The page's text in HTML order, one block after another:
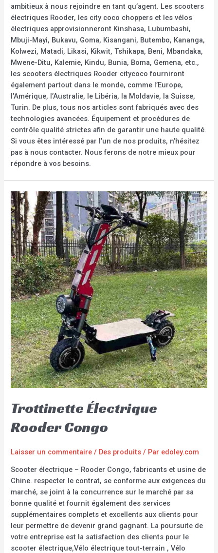
ambitieux à nous rejoindre en tant qu’agent. Les scooters
électriques Rooder, les city coco choppers et les vélos
électriques approvisionneront Kinshasa, Lubumbashi,
Mbuji-Mayi, Bukavu, Goma, Kisangani, Butembo, Kananga,
Kolwezi, Matadi, Likasi, Kikwit, Tshikapa, Beni, Mbandaka,
Mwene-Ditu, Kalemie, Kindu, Bunia, Boma, Gemena, etc.,
les scooters électriques Rooder citycoco fourniront
également partout dans le monde, comme l’Europe,
l’Amérique, l’Australie, le Libéria, la Moldavie, la Suisse,
Turin. De plus, tous nos articles sont fabriqués avec des
technologies avancées. Équipement et procédures de
contrôle qualité strictes afin de garantir une haute qualité.
Si vous êtes intéressé par l’un de nos produits, n’hésitez
pas à nous contacter. Nous ferons de notre mieux pour
répondre à vos besoins.
Trottinette Électrique
Rooder Congo
Laisser un commentaire / Des produits / Par edoley.com
Scooter électrique – Rooder Congo, fabricants et usine de
Chine. respecter le contrat, se conforme aux exigences du
marché, se joint à la concurrence sur le marché par sa
bonne qualité et fournit également des services
supplémentaires complets et excellents aux clients pour
leur permettre de devenir grand gagnant. La poursuite de
votre entreprise est la satisfaction des clients pour le
scooter électrique,Vélo électrique tout-terrain , Vélo